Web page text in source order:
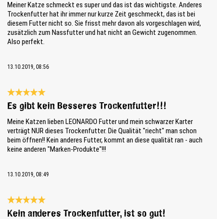
Meiner Katze schmeckt es super und das ist das wichtigste. Anderes
Trockenfutter hat ihr immer nur kurze Zeit geschmeckt, das ist bei
diesem Futter nicht so. Sie frisst mehr davon als vorgeschlagen wird,
zusätzlich zum Nassfutter und hat nicht an Gewicht zugenommen.
Also perfekt.
13.10.2019, 08:56
Review with rating of 5 out of 5 stars
Es gibt kein Besseres Trockenfutter!!!
Meine Katzen lieben LEONARDO Futter und mein schwarzer Karter
verträgt NUR dieses Trockenfutter. Die Qualität "riecht" man schon
beim öffnen!! Kein anderes Futter, kommt an diese qualität ran - auch
keine anderen "Marken-Produkte"!!!
13.10.2019, 08:49
Review with rating of 5 out of 5 stars
Kein anderes Trockenfutter, ist so gut!